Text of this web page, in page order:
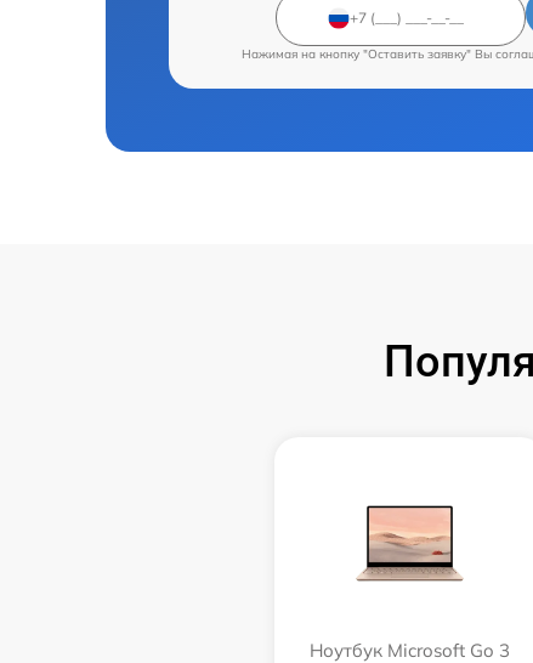
Нажимая на кнопку "Оставить заявку" Вы
Ноутбук Microsoft Go 3